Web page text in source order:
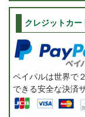
クレジットカー
ペイパルは世界で
できる安全な決済